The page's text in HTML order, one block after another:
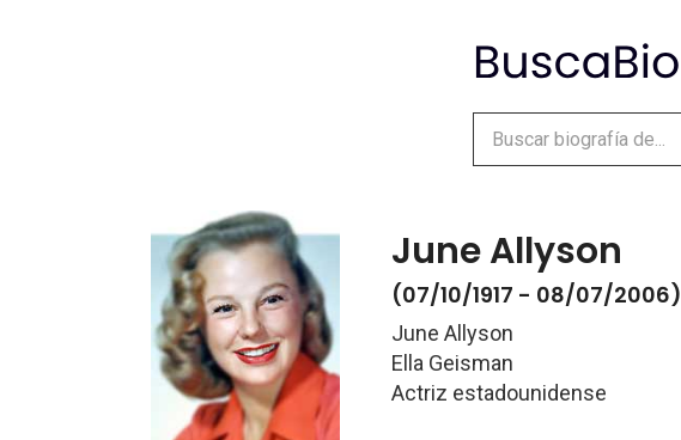
June Allyson
(07/10/1917 - 08/07/2006)
June Allyson
Ella Geisman
Actriz estadounidense